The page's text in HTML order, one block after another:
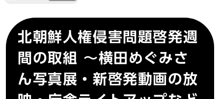
北朝鮮人権侵害問題啓発週
間の取組 ～横田めぐみさ
ん写真展・新啓発動画の放